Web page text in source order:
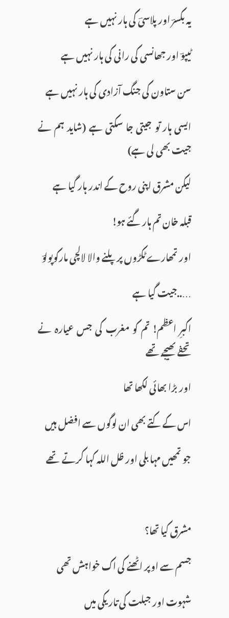
یہ بکسرؔ اور پلاسیؔ کی ہار نہیں ہے
ٹیپوؔ اور جھانسی کی رانی کی ہار نہیں ہے
سن ستاون کی جنگ آزادی کی ہار نہیں ہے
ایسی ہار تو جیتی جا سکتی ہے (شاید ہم نے
جیت بھی لی ہے)
لیکن مشرق اپنی روح کے اندر ہار گیا ہے
قبلہ خان تم ہار گئے ہو!
اور تمھارے ٹکڑوں پر پلنے والا لالچی مارکوپولوؔ
…..جیت گیا ہے
اکبرِ اعظم! تم کو مغرب کی جس عیارہ نے
تحفے بھیجے تھے
اور بڑا بھائی لکھا تھا
اس کے کتے بھی ان لوگوں سے افضل ہیں
جو تمھیں مہا بلی اور ظل اللہ کہا کرتے تھے
مشرق کیا تھا؟
جسم سے اوپر اٹھنے کی اک خواہش تھی
شہوت اور جبلت کی تاریکی میں